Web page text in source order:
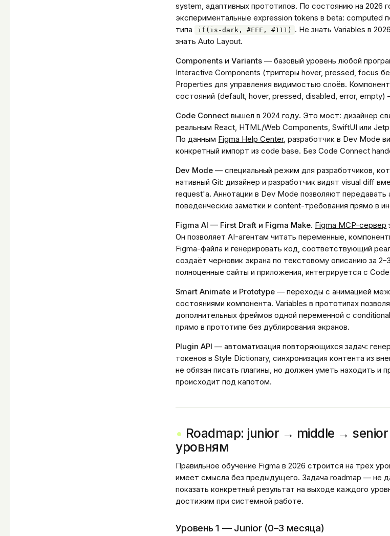
system, адаптивных прототипов. По состоянию на 2026
экспериментальные expression tokens в beta: computed
типа
if(is-dark, #FFF, #111)
. Не знать Variables в
знать Auto Layout.
Components и Variants — базовый уровень любой
Interactive Components (триггеры hover, pressed, focus
Properties для управления видимостью слоёв.
состояний (default, hover, pressed, disabled, error, empty)
Code Connect вышел в 2024 году. Это мост: дизайнер
реальным React, HTML/Web Components, SwiftUI или
По данным Figma Help Center, разработчик в Dev Mode
конкретный импорт из code base. Без Code Connect
Dev Mode — специальный режим для разработчиков,
нативный Git: дизайнер и разработчик видят visual diff
request'а. Аннотации в Dev Mode позволяют
поведенческие заметки и content-требования прямо в
Figma AI — First Draft и Figma Make. Figma MCP-сервер
Он позволяет AI-агентам читать переменные,
Figma-файла и генерировать код, соответствующий
создаёт черновик экрана по текстовому описанию за
полноценные сайты и приложения, интегрируется с
Smart Animate и Prototype — переходы с анимацией
состояниями компонента. Variables в прототипах
дополнительных фреймов одной переменной с
прямо в прототипе без дублирования экранов.
Plugin API — автоматизация повторяющихся задач:
токенов в Style Dictionary, синхронизация контента из
не обязан писать плагины, но должен уметь находить и
происходит под капотом.
Roadmap: junior → middle →
уровням
Правильное обучение Figma в 2026 строится на трёх
имеет смысла без предыдущего. Задача roadmap — не
показать конкретный результат на выходе каждого
достижим при системной работе.
Уровень 1 — Junior (0–3 месяца)